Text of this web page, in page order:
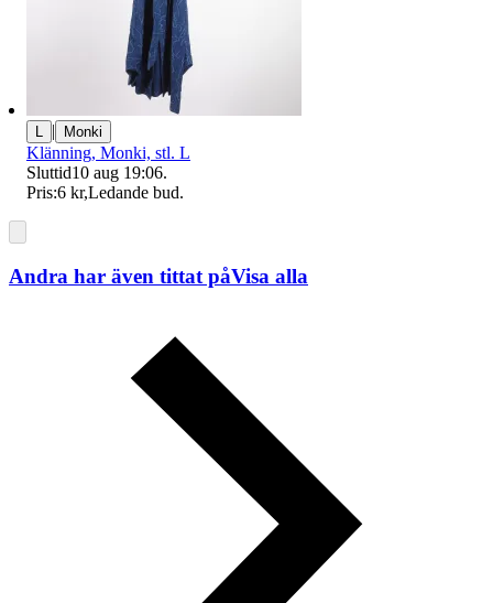
| Monki
Klänning, Monki, stl. L
Sluttid10 aug 19:06.
Pris:6 kr,Ledande bud.
Andra har även tittat påVisa alla